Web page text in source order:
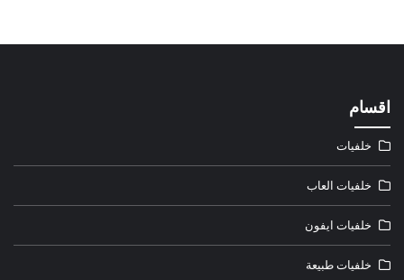
اقسام
خلفيات
خلفيات العاب
خلفيات ايفون
خلفيات طبيعة